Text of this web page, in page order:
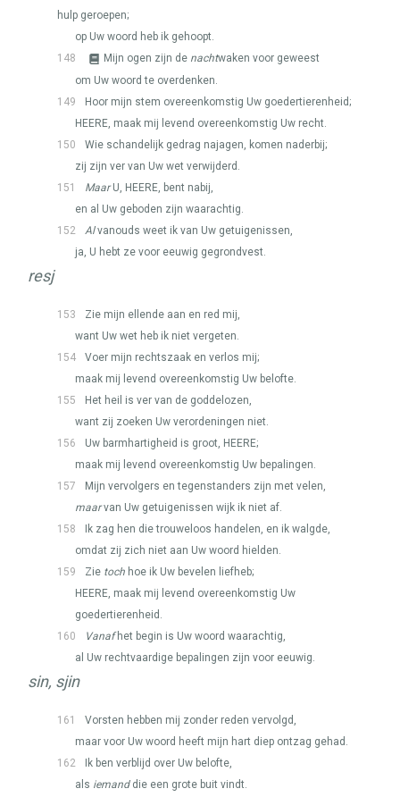
hulp geroepen;
op Uw woord heb ik gehoopt.
148
Mijn ogen zijn de nachtwaken voor geweest
om Uw woord te overdenken.
149
Hoor mijn stem overeenkomstig Uw goedertierenheid;
HEERE, maak mij levend overeenkomstig Uw recht.
150
Wie schandelijk gedrag najagen, komen naderbij;
zij zijn ver van Uw wet verwijderd.
151
MaarU, HEERE, bent nabij,
en al Uw geboden zijn waarachtig.
152
Alvanouds weet ik van Uw getuigenissen,
ja, U hebt ze voor eeuwig gegrondvest.
resj
153
Zie mijn ellende aan en red mij,
want Uw wet heb ik niet vergeten.
154
Voer mijn rechtszaak en verlos mij;
maak mij levend overeenkomstig Uw belofte.
155
Het heil is ver van de goddelozen,
want zij zoeken Uw verordeningen niet.
156
Uw barmhartigheid is groot, HEERE;
maak mij levend overeenkomstig Uw bepalingen.
157
Mijn vervolgers en tegenstanders zijn met velen,
maarvan Uw getuigenissen wijk ik niet af.
158
Ik zag hen die trouweloos handelen, en ik walgde,
omdat zij zich niet aan Uw woord hielden.
159
Zie toch hoe ik Uw bevelen liefheb;
HEERE, maak mij levend overeenkomstig Uw
goedertierenheid.
160
Vanafhet begin is Uw woord waarachtig,
al Uw rechtvaardige bepalingen zijn voor eeuwig.
sin, sjin
161
Vorsten hebben mij zonder reden vervolgd,
maar voor Uw woord heeft mijn hart diep ontzag gehad.
162
Ik ben verblijd over Uw belofte,
als iemanddie een grote buit vindt.